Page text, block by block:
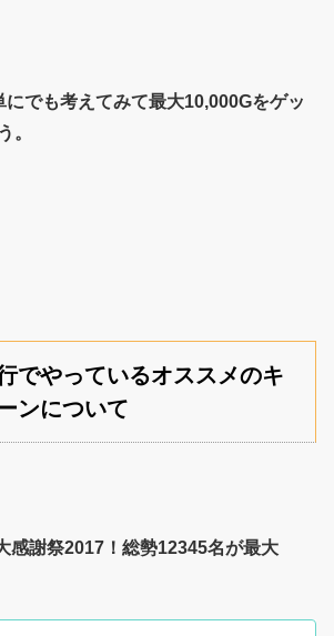
でも考えてみて最大10,000Gをゲッ
。
でやっているオススメのキ
ンについて
感謝祭2017！総勢12345名が最大